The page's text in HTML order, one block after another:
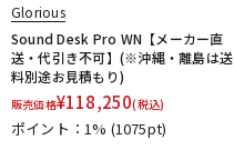
Glorious
Sound Desk Pro WN【メーカー直
送・代引き不可】(※沖縄・離島は送
料別途お見積もり)
販売価格¥118,250(税込)
ポイント：1% (1075pt)